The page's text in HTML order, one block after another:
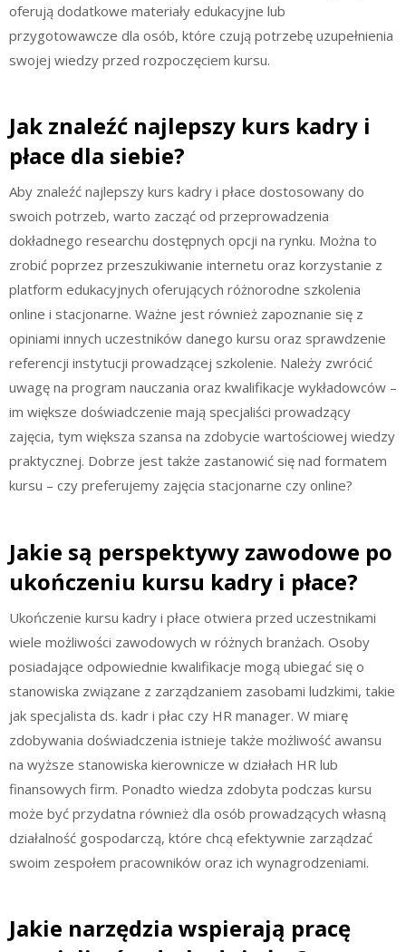
oferują dodatkowe materiały edukacyjne lub
przygotowawcze dla osób, które czują potrzebę uzupełnienia
swojej wiedzy przed rozpoczęciem kursu.
Jak znaleźć najlepszy kurs kadry i
płace dla siebie?
Aby znaleźć najlepszy kurs kadry i płace dostosowany do
swoich potrzeb, warto zacząć od przeprowadzenia
dokładnego researchu dostępnych opcji na rynku. Można to
zrobić poprzez przeszukiwanie internetu oraz korzystanie z
platform edukacyjnych oferujących różnorodne szkolenia
online i stacjonarne. Ważne jest również zapoznanie się z
opiniami innych uczestników danego kursu oraz sprawdzenie
referencji instytucji prowadzącej szkolenie. Należy zwrócić
uwagę na program nauczania oraz kwalifikacje wykładowców –
im większe doświadczenie mają specjaliści prowadzący
zajęcia, tym większa szansa na zdobycie wartościowej wiedzy
praktycznej. Dobrze jest także zastanowić się nad formatem
kursu – czy preferujemy zajęcia stacjonarne czy online?
Jakie są perspektywy zawodowe po
ukończeniu kursu kadry i płace?
Ukończenie kursu kadry i płace otwiera przed uczestnikami
wiele możliwości zawodowych w różnych branżach. Osoby
posiadające odpowiednie kwalifikacje mogą ubiegać się o
stanowiska związane z zarządzaniem zasobami ludzkimi, takie
jak specjalista ds. kadr i płac czy HR manager. W miarę
zdobywania doświadczenia istnieje także możliwość awansu
na wyższe stanowiska kierownicze w działach HR lub
finansowych firm. Ponadto wiedza zdobyta podczas kursu
może być przydatna również dla osób prowadzących własną
działalność gospodarczą, które chcą efektywnie zarządzać
swoim zespołem pracowników oraz ich wynagrodzeniami.
Jakie narzędzia wspierają pracę